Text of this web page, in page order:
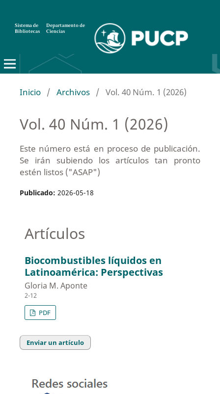
Sistema de
Bibliotecas
Departamento de
Ciencias
Inicio / Archivos / Vol. 40 Núm. 1 (2026)
Vol. 40 Núm. 1 (2026)
Este número está en proceso de publicación.
Se irán subiendo los artículos tan pronto
estén listos ("ASAP")
Publicado: 2026-05-18
Artículos
Biocombustibles líquidos en
Latinoamérica: Perspectivas
Gloria M. Aponte
2-12
PDF
Enviar un artículo